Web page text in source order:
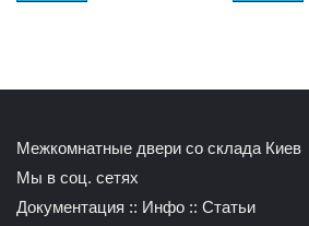
Межкомнатные двери со склада Киев
Мы в соц. сетях
Документация :: Инфо :: Статьи